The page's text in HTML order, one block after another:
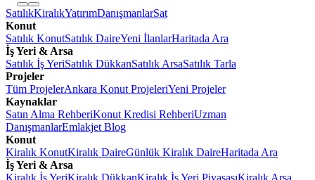
SatılıkKiralıkYatırımDanışmanlarSat
Konut
Satılık KonutSatılık DaireYeni İlanlarHaritada Ara
İş Yeri & Arsa
Satılık İş YeriSatılık DükkanSatılık ArsaSatılık Tarla
Projeler
Tüm ProjelerAnkara Konut ProjeleriYeni Projeler
Kaynaklar
Satın Alma RehberiKonut Kredisi RehberiUzman
DanışmanlarEmlakjet Blog
Konut
Kiralık KonutKiralık DaireGünlük Kiralık DaireHaritada Ara
İş Yeri & Arsa
Kiralık İş YeriKiralık DükkanKiralık İş Yeri PiyasasıKiralık Arsa